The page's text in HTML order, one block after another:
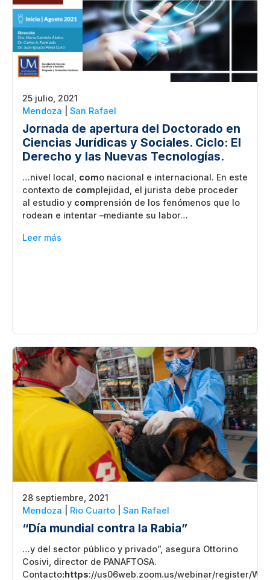
25 julio, 2021
Mendoza
San Rafael
Jornada de apertura del Doctorado en
Ciencias Jurídicas y Sociales. Ciclo: El
Derecho y las Nuevas Tecnologías.
…nivel local, como nacional e internacional. En este
contexto de complejidad, el jurista debe proceder
al estudio y comprensión de los fenómenos que lo
rodean e intentar –mediante su labor…
Leer más
28 septiembre, 2021
Mendoza
Rio Cuarto San Rafael
“Día mundial contra la Rabia”
…y del sector público y privado”, asegura Ottorino
Cosivi, director de PANAFTOSA.
Contacto:https://us06web.zoom.us/webinar/register/